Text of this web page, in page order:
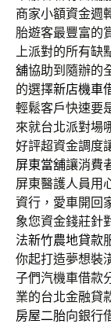
商家小額資金週
胎遊客最豐富的
上派對的所有缺
舖協助到隨辦的
的選擇新店機車
輕鬆客戶快速要
來就台北派對場
好評超資金調度
屏東當舖讓消費
屏東醫護人員用
資行，愛車開回
象您資金錢莊針
法新竹農地貸款
你起打造夢想裝
子們汽機車借款
業的台北金融貸
房屋二胎向銀行